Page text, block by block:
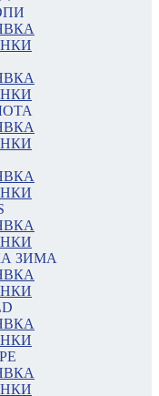
ЗИМА